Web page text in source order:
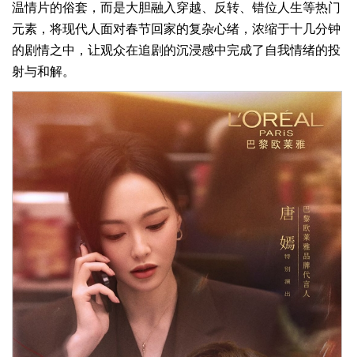
温情片的俗套，而是大胆融入穿越、反转、错位人生等热门
元素，将现代人面对春节回家的复杂心绪，浓缩于十几分钟
的剧情之中，让观众在追剧的沉浸感中完成了自我情绪的投
射与和解。